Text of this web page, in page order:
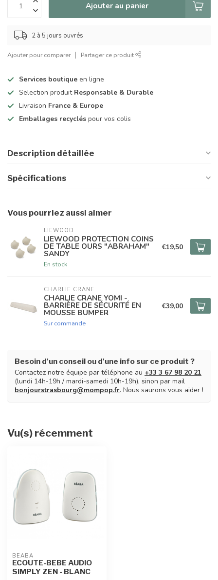
Ajouter au panier
2 à 5 jours ouvrés
Ajouter pour comparer Partager ce produit
Services boutique en ligne
Selection produit Responsable & Durable
Livraison France & Europe
Emballages recyclés pour vos colis
Description détaillée
Spécifications
Vous pourriez aussi aimer
LIEWOOD
LIEWOOD PROTECTION COINS
DE TABLE OURS "ABRAHAM"
SANDY
En stock
€19,50
CHARLIE CRANE
CHARLIE CRANE YOMI -
BARRIÈRE DE SÉCURITÉ EN
MOUSSE BUMPER
Sur commande
€39,00
Besoin d'un conseil ou d'une info sur ce produit ?
Contactez notre équipe par téléphone au +33 3 67 98 20 21
(lundi 14h-19h / mardi-samedi 10h-19h), sinon par mail
bonjourstrasbourg@mompop.fr. Nous saurons vous aider !
Vu(s) récemment
BEABA
ECOUTE-BEBE AUDIO
SIMPLY ZEN - BLANC